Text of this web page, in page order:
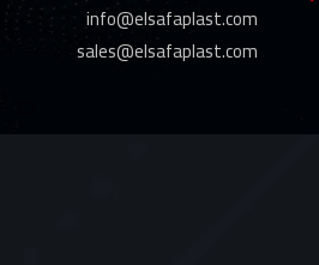
info@elsafaplast.com
sales@elsafaplast.com